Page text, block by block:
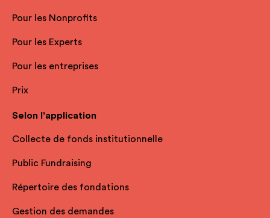
Pour les Nonprofits
Pour les Experts
Pour les entreprises
Prix
Selon l'application
Collecte de fonds institutionnelle
Public Fundraising
Répertoire des fondations
Gestion des demandes